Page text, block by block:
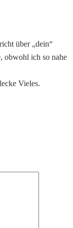
über „dein“
obwohl ich so nahe
Vieles.